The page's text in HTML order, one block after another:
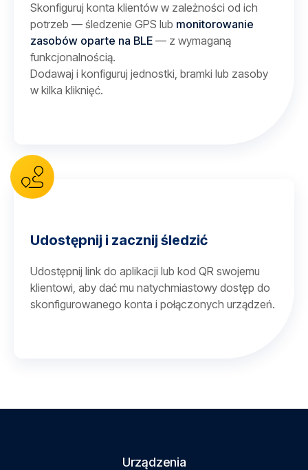
Skonfiguruj konta klientów w zależności od ich
potrzeb — śledzenie GPS lub monitorowanie
zasobów oparte na BLE — z wymaganą
funkcjonalnością.
Dodawaj i konfiguruj jednostki, bramki lub zasoby
w kilka kliknięć.
Udostępnij i zacznij śledzić
Udostępnij link do aplikacji lub kod QR swojemu
klientowi, aby dać mu natychmiastowy dostęp do
skonfigurowanego konta i połączonych urządzeń.
Urządzenia